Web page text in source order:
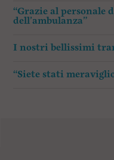
“Grazie al personale
dell’ambulanza”
I nostri bellissimi
“Siete stati